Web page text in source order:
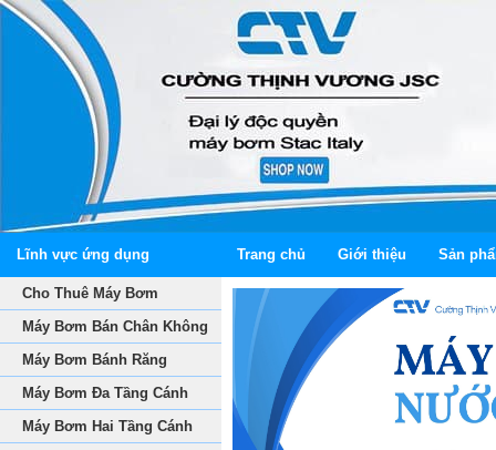
Lĩnh vực ứng dụng Trang chủ Giới thiệu Sản
Cho Thuê Máy Bơm
Máy Bơm Bán Chân Không
Máy Bơm Bánh Răng
Máy Bơm Đa Tầng Cánh
Máy Bơm Hai Tầng Cánh